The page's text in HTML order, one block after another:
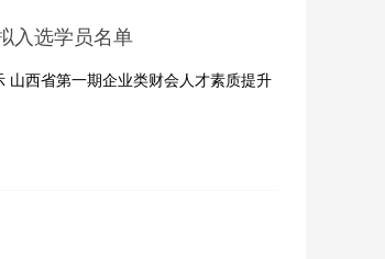
入选学员名单
山西省第一期企业类财会人才素质提升